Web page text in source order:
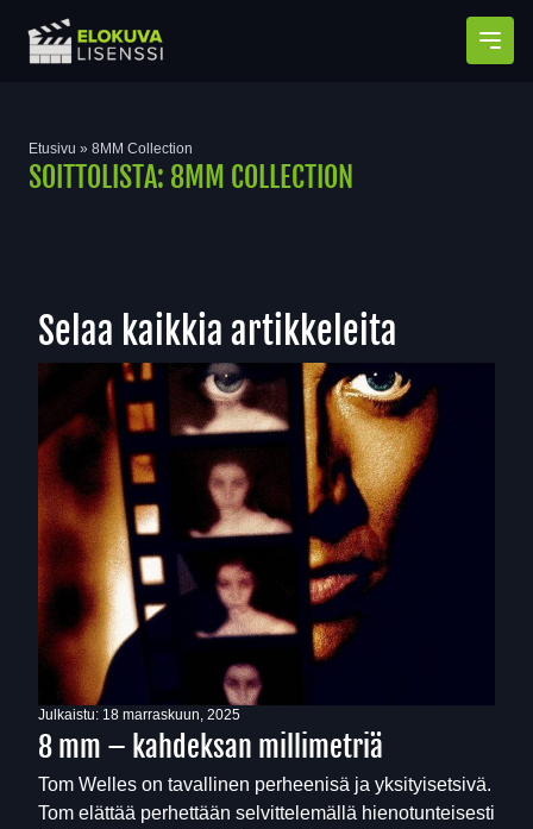
Etusivu » 8MM Collection
SOITTOLISTA: 8MM COLLECTION
Selaa kaikkia artikkeleita
Julkaistu: 18 marraskuun, 2025
8 mm – kahdeksan millimetriä
Tom Welles on tavallinen perheenisä ja yksityisetsivä.
Tom elättää perhettään selvittelemällä hienotunteisesti